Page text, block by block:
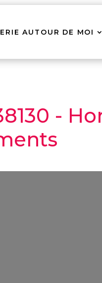
AUTOUR DE MOI
-